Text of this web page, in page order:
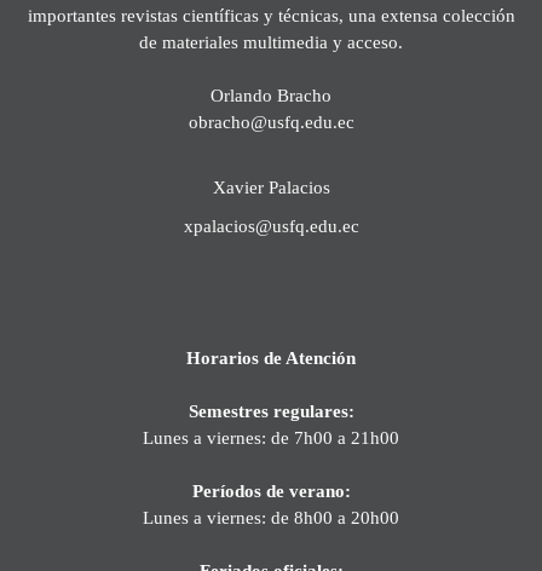
importantes revistas científicas y técnicas, una extensa colección
de materiales multimedia y acceso.
Orlando Bracho
obracho@usfq.edu.ec
Xavier Palacios
xpalacios@usfq.edu.ec
Horarios de Atención
Semestres regulares:
Lunes a viernes: de 7h00 a 21h00
Períodos de verano:
Lunes a viernes: de 8h00 a 20h00